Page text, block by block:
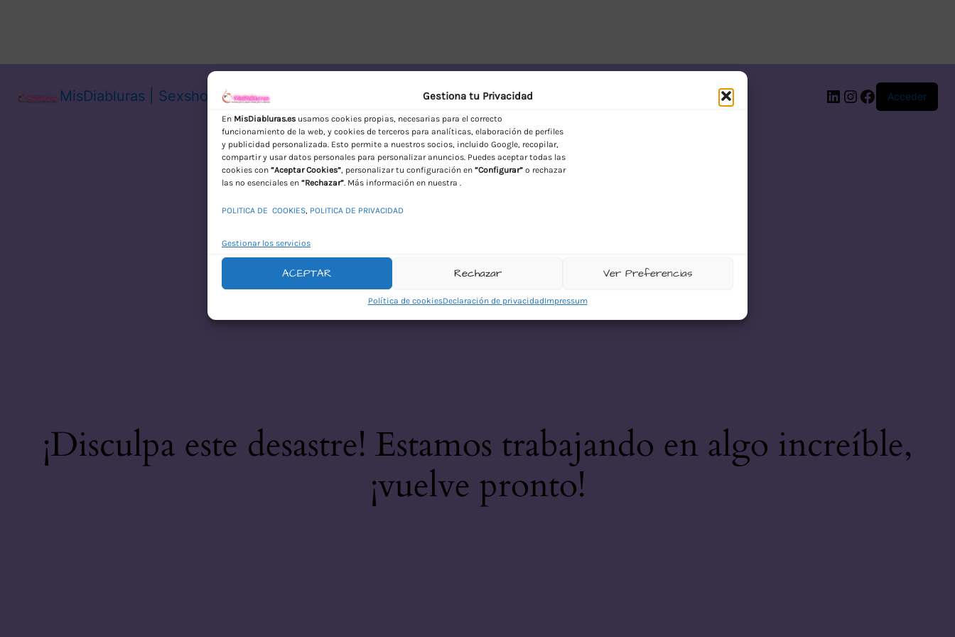
Gestiona tu Privacidad
En MisDiabluras.es usamos cookies propias, necesarias para el correcto
funcionamiento de la web, y cookies de terceros para analíticas, elaboración de perfiles
y publicidad personalizada. Esto permite a nuestros socios, incluido Google, recopilar,
compartir y usar datos personales para personalizar anuncios. Puedes aceptar todas las
cookies con “Aceptar Cookies”, personalizar tu configuración en “Configurar” o rechazar
las no esenciales en “Rechazar”. Más información en nuestra .
POLITICA DE COOKIES, POLITICA DE PRIVACIDAD
Gestionar los servicios
ACEPTAR Rechazar Ver Preferencias
Política de cookiesDeclaración de privacidadImpressum
MisDiabluras | Sexshop Online con Envío Discreto en España
LinkedIn
Instagram
Facebook
Acceder
¡Disculpa este desastre! Estamos trabajando en algo increíble,
¡vuelve pronto!